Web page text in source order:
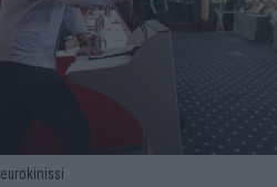
eurokinissi